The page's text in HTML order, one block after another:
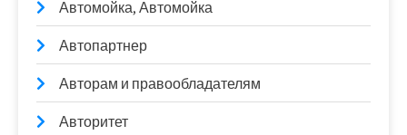
Автомойка, Автомойка
Автопартнер
Авторам и правообладателям
Авторитет